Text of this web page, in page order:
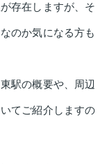
存在しますが、そ
のか気になる方も
駅の概要や、周辺
てご紹介しますの